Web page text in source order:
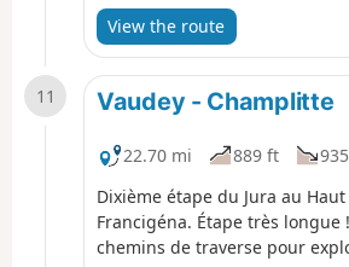
de découvrir les paysages, la
cette nature si fragile.
View the route
11 Vaudey - Champlitte
22.70 mi 889 ft
Dixième étape du Jura au
Francigéna. Étape très longue
chemins de traverse pour